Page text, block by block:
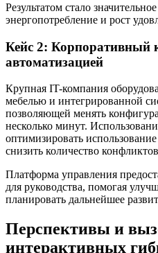
Результатом стало
энергопотребление и рост
Кейс 2: Корпоративный
автоматизацией
Крупная IT-компания
мебелью и интегрированной
позволяющей менять
несколько минут.
оптимизировать
снизить количество
Платформа управления
для руководства, помогая
планировать дальнейшее
Перспективы и
интерактивных